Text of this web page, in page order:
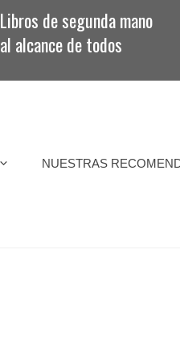
Libros de segunda mano
al alcance de todos
NUESTRAS